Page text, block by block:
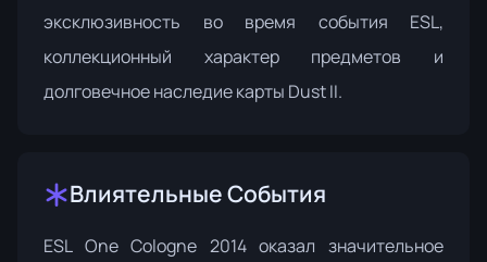
эксклюзивность во время события ESL,
коллекционный характер предметов и
долговечное наследие карты Dust II.
Влиятельные События
ESL One Cologne 2014оказал значительное